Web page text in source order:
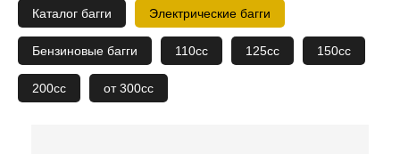
Каталог багги Электрические багги
Бензиновые багги 110сс 125сс 150сс
200сс от 300сс